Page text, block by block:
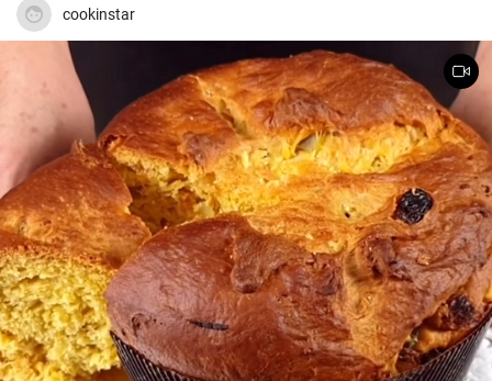
cookinstar